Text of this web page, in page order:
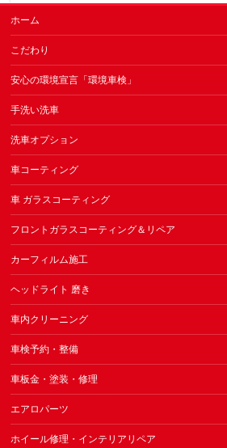
ホーム
こだわり
安心の環境宣言「環境車検」
手洗い洗車
洗車オプション
車コーティング
車 ガラスコーティング
フロントガラスコーティング＆リペア
カーフィルム施工
ヘッドライト 磨き
車内クリーニング
車検予約・整備
車板金・塗装・修理
エアロパーツ
ホイール修理・インテリアリペア